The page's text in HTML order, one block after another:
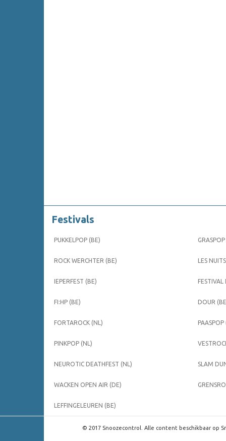
Festivals
PUKKELPOP (BE)
ROCK WERCHTER (BE)
IEPERFEST (BE)
FI:HP (BE)
FORTAROCK (NL)
PINKPOP (NL)
NEUROTIC DEATHFEST (NL)
WACKEN OPEN AIR (DE)
LEFFINGELEUREN (BE)
LES
DOUR
PAASPOP
SLAM
© 2017 Snoozecontrol. Alle content beschikbaar op